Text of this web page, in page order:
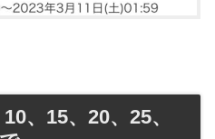
、15、20、25、